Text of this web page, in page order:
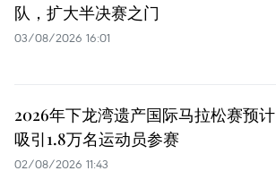
队，扩大半决赛之门
03/08/2026 16:01
2026年下龙湾遗产国际马拉松赛预计
吸引1.8万名运动员参赛
02/08/2026 11:43